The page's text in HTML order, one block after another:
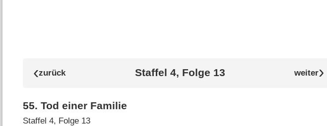
Staffel 4, Folge 13
55.Tod einer Familie
Staffel 4, Folge 13